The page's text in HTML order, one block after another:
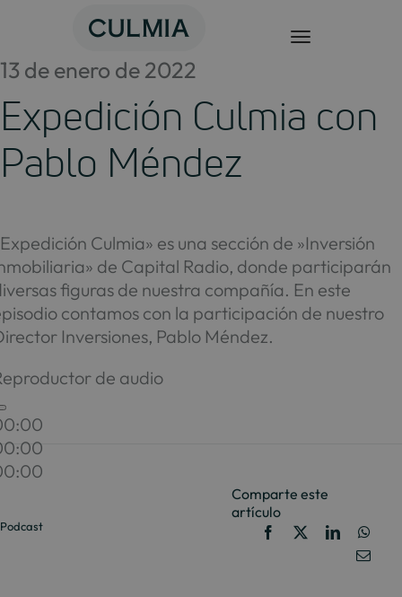
contenido
13 de enero de 2022
Expedición Culmia con
Pablo Méndez
Culmia» es una sección de »Inversión
de Capital Radio, donde participarán
figuras de nuestra compañía. En este
contamos con la participación de nuestro
Inversiones, Pablo Méndez.
de audio
Podcast
Comparte este
artículo